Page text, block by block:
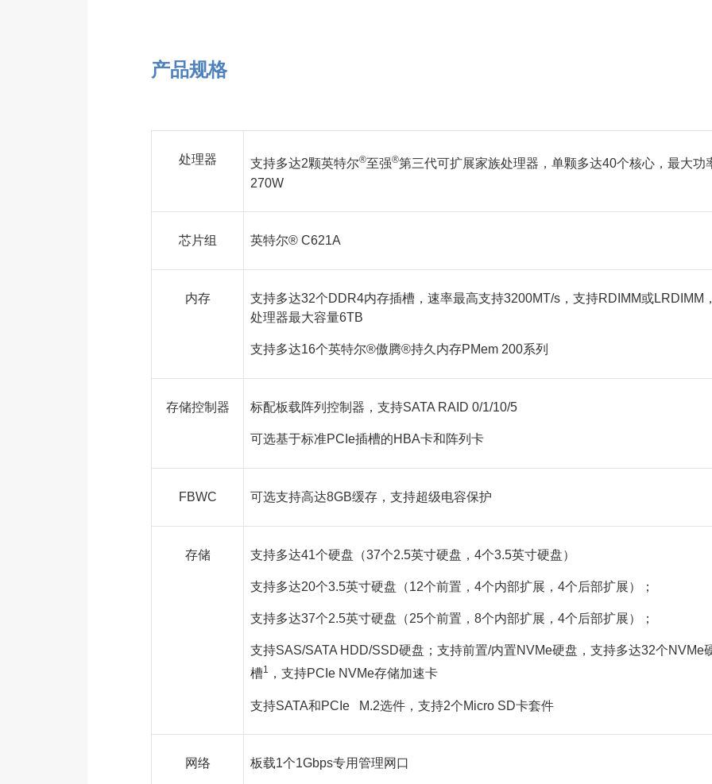
产品规格
处理器 支持多达2颗英特尔®至强®第三代可扩展家族处理器，单颗多达40个核心，最大功
270W
芯片组 英特尔® C621A
内存
支持多达32个DDR4内存插槽，速率最高支持3200MT/s，支持RDIMM或LRDIMM
处理器最大容量6TB
支持多达16个英特尔®傲腾®持久内存PMem 200系列
存储控制器 标配板载阵列控制器，支持SATA RAID 0/1/10/5
可选基于标准PCIe插槽的HBA卡和阵列卡
FBWC 可选支持高达8GB缓存，支持超级电容保护
存储 支持多达41个硬盘（37个2.5英寸硬盘，4个3.5英寸硬盘）
支持多达20个3.5英寸硬盘（12个前置，4个内部扩展，4个后部扩展）；
支持多达37个2.5英寸硬盘（25个前置，8个内部扩展，4个后部扩展）；
支持SAS/SATA HDD/SSD硬盘；支持前置/内置NVMe硬盘，支持多达32个NVMe
槽1 ，支持PCIe NVMe存储加速卡
支持SATA和PCIe M.2选件，支持2个Micro SD卡套件
网络 板载1个1Gbps专用管理网口